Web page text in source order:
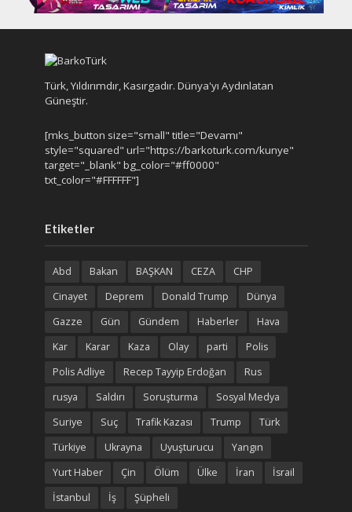
Türk, Yıldırımdır, Kasırgadır. Dünya'yı Aydınlatan
Güneştir.
[mks_button size="small" title="Devamı"
style="squared" url="https://barkoturk.com/kunye"
target="_blank" bg_color="#ff0000"
txt_color="#FFFFFF"]
Etiketler
Abd Bakan BAŞKAN CEZA
CHP
Cinayet
Deprem Donald Trump
Dünya
Gazze
Gün Gündem Haberler
Hava
Kar
Karar Kaza Olay parti
Polis
Polis Adliye
Recep Tayyip Erdoğan
Rus
rusya
Saldırı Soruşturma
Sosyal Medya
Suriye
Suç Trafik Kazası Trump
Türk
Türkiye
Ukrayna Uyuşturucu
Yangın
Yurt Haber
Çin Ölüm Ülke İran
İsrail
İstanbul
İş Şüpheli